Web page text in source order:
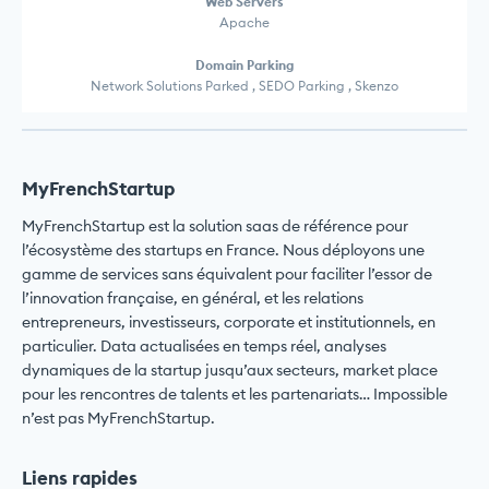
Apache
Domain Parking
Network Solutions Parked , SEDO Parking , Skenzo
MyFrenchStartup
MyFrenchStartup est la solution saas de référence pour
l’écosystème des startups en France. Nous déployons une
gamme de services sans équivalent pour faciliter l’essor de
l’innovation française, en général, et les relations
entrepreneurs, investisseurs, corporate et institutionnels, en
particulier. Data actualisées en temps réel, analyses
dynamiques de la startup jusqu’aux secteurs, market place
pour les rencontres de talents et les partenariats… Impossible
n’est pas MyFrenchStartup.
Liens rapides